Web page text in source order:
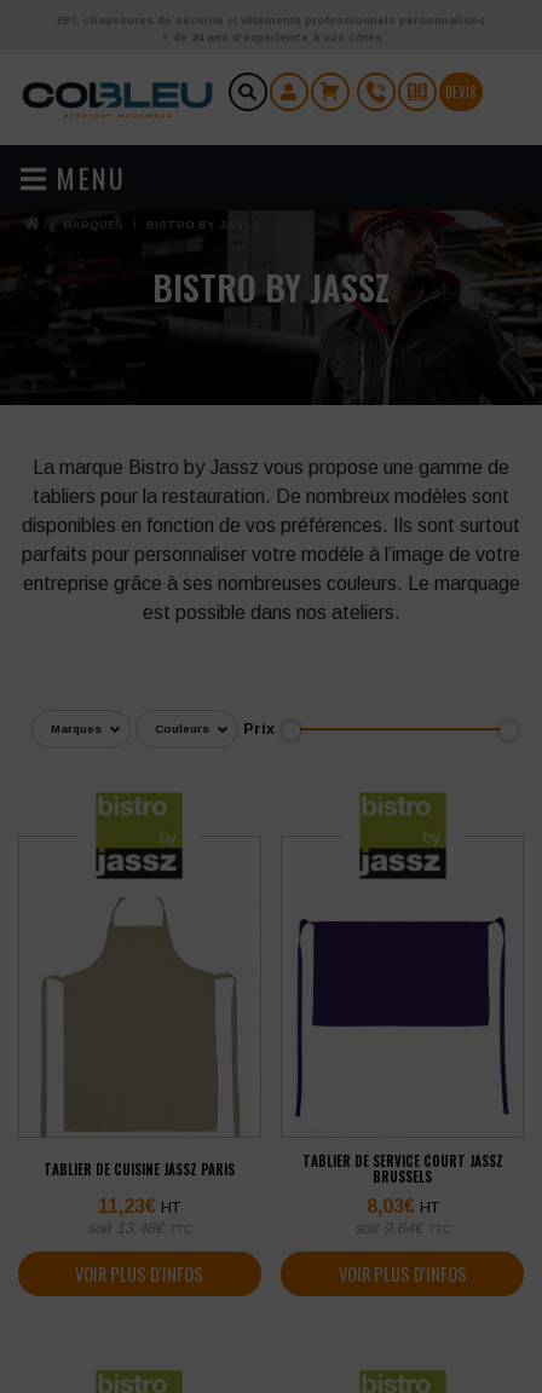
Aller au contenu
EPI chaussures de sécurité et vêtements professionnels personnalisés
+ de 24 ans d’expérience à vos côtés
DEVIS
MENU
MARQUES / BISTRO BY JASSZ
BISTRO BY JASSZ
La marque Bistro by Jassz vous propose une gamme de
tabliers pour la restauration. De nombreux modèles sont
disponibles en fonction de vos préférences. Ils sont surtout
parfaits pour personnaliser votre modèle à l’image de votre
entreprise grâce à ses nombreuses couleurs. Le marquage
est possible dans nos ateliers.
Marques Couleurs Prix
TABLIER DE CUISINE JASSZ PARIS
11,23€ HT
soit 13,48€ TTC
VOIR PLUS D'INFOS
TABLIER DE SERVICE COURT JASSZ
BRUSSELS
8,03€ HT
soit 9,64€ TTC
VOIR PLUS D'INFOS